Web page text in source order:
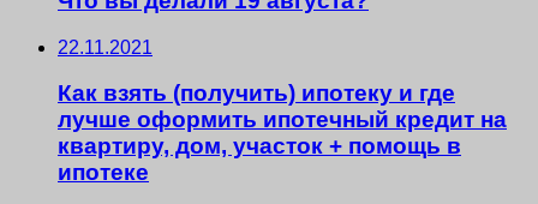
22.11.2021
Как взять (получить) ипотеку и где
лучше оформить ипотечный кредит на
квартиру, дом, участок + помощь в
ипотеке